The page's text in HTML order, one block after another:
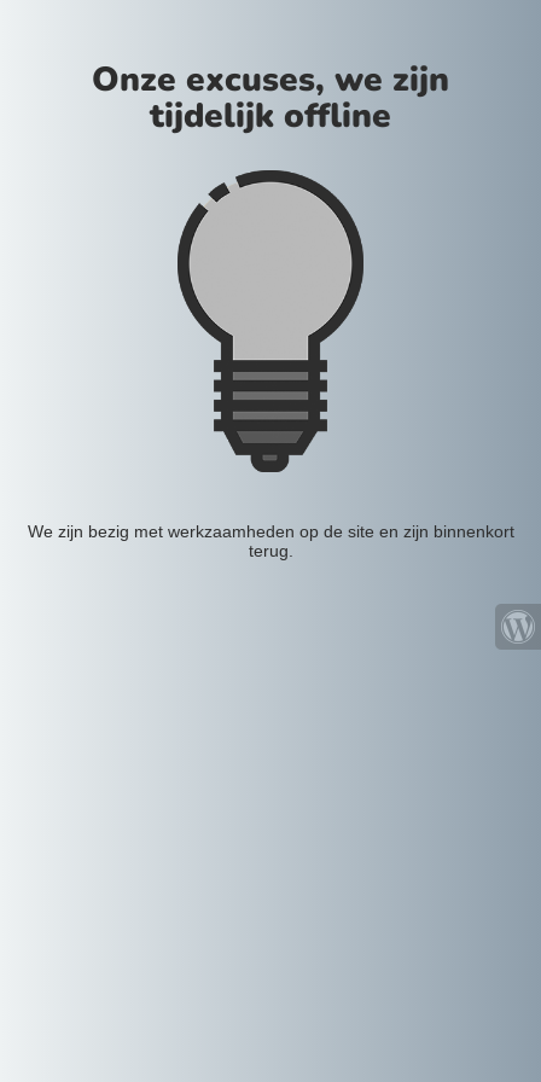
Onze excuses, we zijn
tijdelijk offline
We zijn bezig met werkzaamheden op de site en zijn binnenkort
terug.